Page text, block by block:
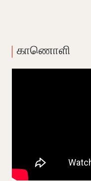
காணொளி